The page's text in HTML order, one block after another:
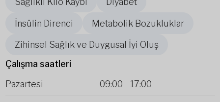
İnsülin Direnci Metabolik Bozukluklar
Zihinsel Sağlık ve Duygusal İyi Oluş
Çalışma saatleri
Pazartesi
09:00 - 17:00